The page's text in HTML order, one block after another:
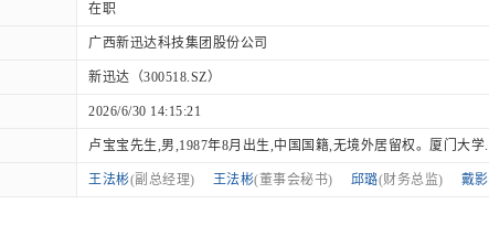
在职
广西新迅达科技集团股份公司
新迅达（300518.SZ）
2026/6/30 14:15:21
卢宝宝先生,男,1987年8月出生,中国国籍,无境外居留权。厦门大学
王法彬(副总经理) 王法彬(董事会秘书) 邱璐(财务总监) 戴影